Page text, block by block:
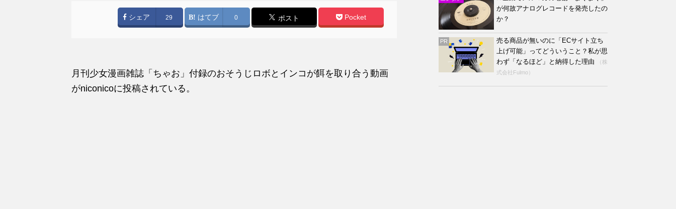
シェア 29 はてブ 0 ポスト Pocket
月刊少女漫画雑誌「ちゃお」付録のおそうじロボとインコが餌を取り合う動画
がniconicoに投稿されている。
が何故アナログレコードを発売したの
か？
PR
売る商品が無いのに「ECサイト立ち
上げ可能」ってどういうこと？私が思
わず「なるほど」と納得した理由
（株
式会社Fulmo）